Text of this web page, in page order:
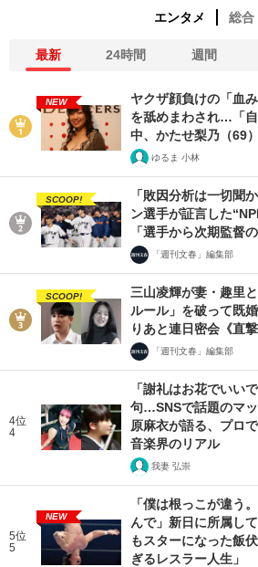
エンタメ 総合
最新 24時間 週間
NEW
ヤクザ顔負けの「血
を舐めまわされ…「
中、かたせ梨乃（69
ゆるま 小林
SCOOP!
「敗因分析は一切聞
ン選手が証言した
「選手から次期監督
「週刊文春」編集部
SCOOP!
三山凌輝が妻・趣里
ルール」を破って既
りあと連日密会《直
「週刊文春」編集部
4位
4
「謝礼はお花でいい
句…SNSで話題のマ
原麻衣が語る、プロ
音楽界のリアル
我妻 弘崇
5位
5
NEW
「僕は根っこが違う
んで」新日に所属し
もスターになった飯
ぎるレスラー人生」